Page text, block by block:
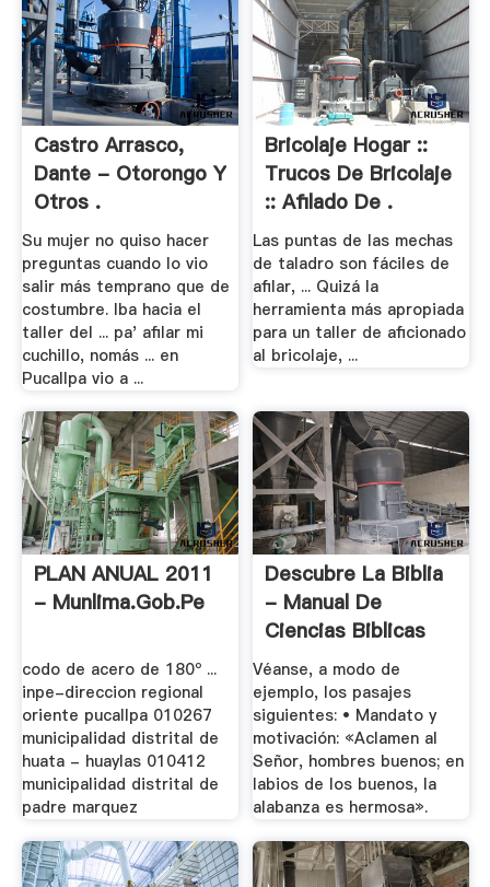
Castro Arrasco,
Dante - Otorongo Y
Otros .
Su mujer no quiso hacer
preguntas cuando lo vio
salir más temprano que de
costumbre. Iba hacia el
taller del ... pa' afilar mi
cuchillo, nomás ... en
Pucallpa vio a ...
Bricolaje Hogar ::
Trucos De Bricolaje
:: Afilado De .
Las puntas de las mechas
de taladro son fáciles de
afilar, ... Quizá la
herramienta más apropiada
para un taller de aficionado
al bricolaje, ...
PLAN ANUAL 2011
- Munlima.gob.pe
codo de acero de 180º ...
inpe-direccion regional
oriente pucallpa 010267
municipalidad distrital de
huata - huaylas 010412
municipalidad distrital de
padre marquez
Descubre La Biblia
- Manual De
Ciencias Biblicas
Véanse, a modo de
ejemplo, los pasajes
siguientes: • Mandato y
motivación: «Aclamen al
Señor, hombres buenos; en
labios de los buenos, la
alabanza es hermosa».